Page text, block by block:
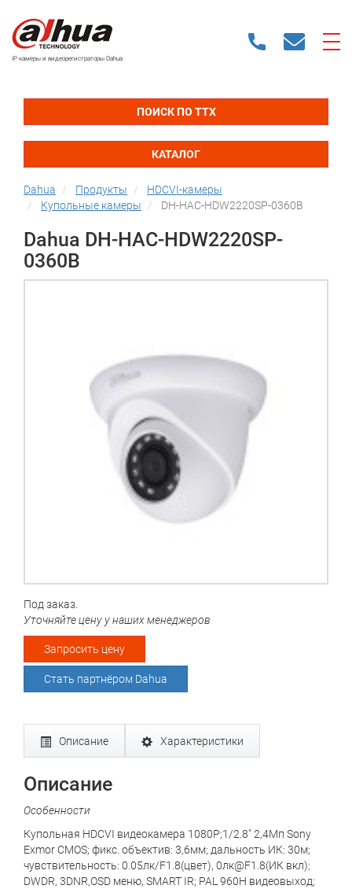
IP камеры и видеорегистраторы Dahua
ПОИСК ПО ТТХ
КАТАЛОГ
Dahua Продукты
HDCVI-камеры
Купольные камеры
DH-HAC-HDW2220SP-0360B
Dahua DH-HAC-HDW2220SP-
0360B
Под заказ.
Уточняйте цену у наших менеджеров
Запросить цену
Стать партнёром Dahua
Описание Характеристики
Описание
Особенности
Купольная HDCVI видеокамера 1080P;1/2.8" 2,4Mп Sony
Exmor CMOS; фикс. объектив: 3,6мм; дальность ИК: 30м;
чувствительность: 0.05лк/F1.8(цвет), 0лк@F1.8(ИК вкл);
DWDR, 3DNR,OSD меню, SMART IR; PAL 960H видеовыход;